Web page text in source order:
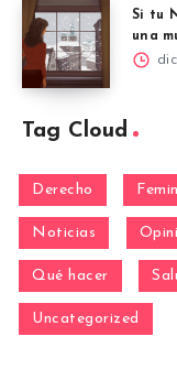
Si tu
una
Tag Cloud
Derecho
Noticias
Qué hacer
Uncategorized